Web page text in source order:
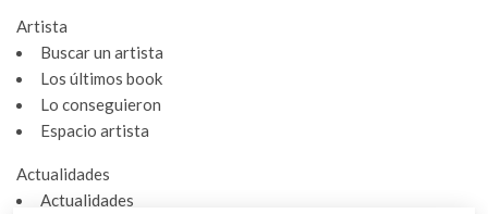
Artista
Buscar un artista
Los últimos book
Lo conseguieron
Espacio artista
Actualidades
Actualidades